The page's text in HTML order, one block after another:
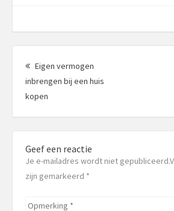
Berichtnavigatie
Eigen vermogen
inbrengen bij een huis
kopen
Geef een reactie
Je e-mailadres wordt niet
zijn gemarkeerd *
Opmerking